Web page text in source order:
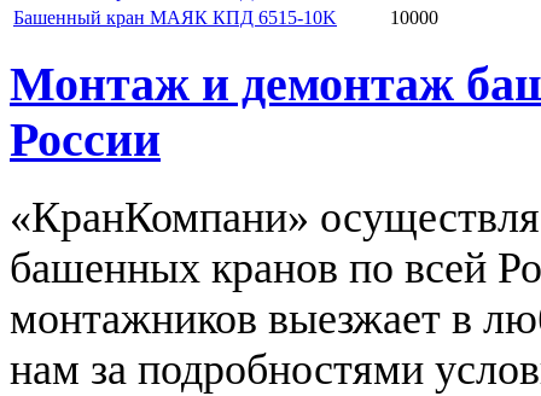
Башенный кран МАЯК КПД 6515-10K
10000
Монтаж и демонтаж
России
«КранКомпани»
башенных кранов по всей
монтажников выезжает в
нам за подробностями